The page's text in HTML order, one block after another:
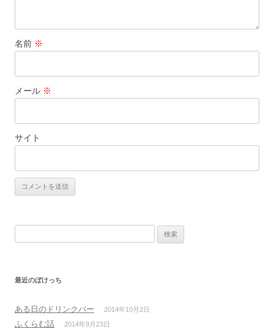
名前 ※
メール ※
サイト
最近のぼけっち
ある日のドリンクバー 2014年10月2日
ふくらむ話 2014年9月23日